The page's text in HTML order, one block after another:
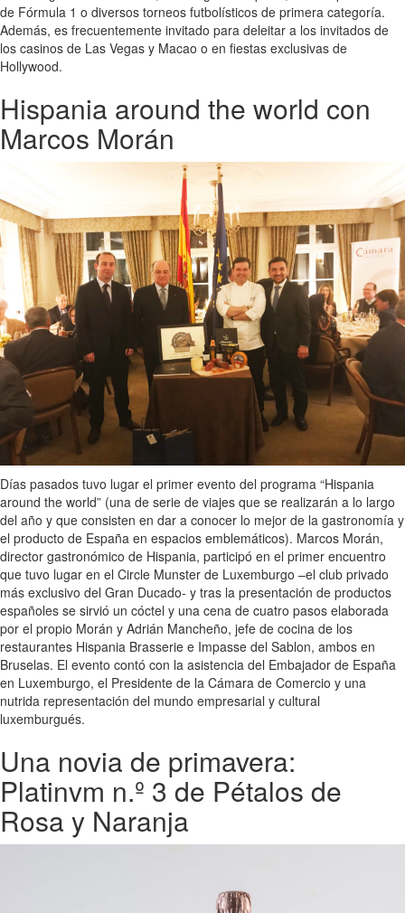
de Fórmula 1 o diversos torneos futbolísticos de primera categoría.
Además, es frecuentemente invitado para deleitar a los invitados de
los casinos de Las Vegas y Macao o en fiestas exclusivas de
Hollywood.
Hispania around the world con
Marcos Morán
Días pasados tuvo lugar el primer evento del programa “Hispania
around the world” (una de serie de viajes que se realizarán a lo largo
del año y que consisten en dar a conocer lo mejor de la gastronomía y
el producto de España en espacios emblemáticos). Marcos Morán,
director gastronómico de Hispania, participó en el primer encuentro
que tuvo lugar en el Circle Munster de Luxemburgo –el club privado
más exclusivo del Gran Ducado- y tras la presentación de productos
españoles se sirvió un cóctel y una cena de cuatro pasos elaborada
por el propio Morán y Adrián Mancheño, jefe de cocina de los
restaurantes Hispania Brasserie e Impasse del Sablon, ambos en
Bruselas. El evento contó con la asistencia del Embajador de España
en Luxemburgo, el Presidente de la Cámara de Comercio y una
nutrida representación del mundo empresarial y cultural
luxemburgués.
Una novia de primavera:
Platinvm n.º 3 de Pétalos de
Rosa y Naranja